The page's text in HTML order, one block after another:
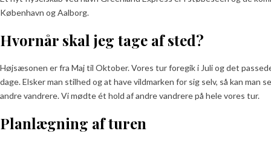
København og Aalborg.
Hvornår skal jeg tage af sted?
Højsæsonen er fra Maj til Oktober. Vores tur foregik i Juli og det
dage. Elsker man stilhed og at have vildmarken for sig selv, så kan man
andre vandrere. Vi mødte ét hold af andre vandrere på hele vores tur.
Planlægning af turen